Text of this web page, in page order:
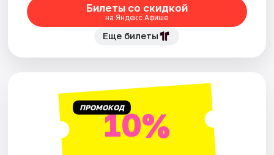
Билеты со скидкой
на Яндекс Афише
Еще билеты
ПРОМОКОД10%